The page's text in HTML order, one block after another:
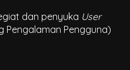
dan penyuka User
Pengalaman Pengguna)